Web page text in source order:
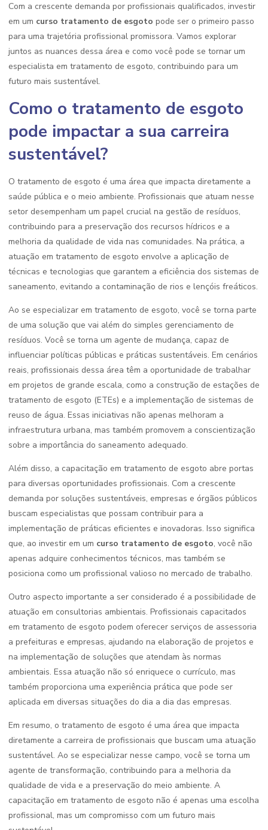
Com a crescente demanda por profissionais qualificados, investir
em um curso tratamento de esgoto pode ser o primeiro passo
para uma trajetória profissional promissora. Vamos explorar
juntos as nuances dessa área e como você pode se tornar um
especialista em tratamento de esgoto, contribuindo para um
futuro mais sustentável.
Como o tratamento de esgoto
pode impactar a sua carreira
sustentável?
O tratamento de esgoto é uma área que impacta diretamente a
saúde pública e o meio ambiente. Profissionais que atuam nesse
setor desempenham um papel crucial na gestão de resíduos,
contribuindo para a preservação dos recursos hídricos e a
melhoria da qualidade de vida nas comunidades. Na prática, a
atuação em tratamento de esgoto envolve a aplicação de
técnicas e tecnologias que garantem a eficiência dos sistemas de
saneamento, evitando a contaminação de rios e lençóis freáticos.
Ao se especializar em tratamento de esgoto, você se torna parte
de uma solução que vai além do simples gerenciamento de
resíduos. Você se torna um agente de mudança, capaz de
influenciar políticas públicas e práticas sustentáveis. Em cenários
reais, profissionais dessa área têm a oportunidade de trabalhar
em projetos de grande escala, como a construção de estações de
tratamento de esgoto (ETEs) e a implementação de sistemas de
reuso de água. Essas iniciativas não apenas melhoram a
infraestrutura urbana, mas também promovem a conscientização
sobre a importância do saneamento adequado.
Além disso, a capacitação em tratamento de esgoto abre portas
para diversas oportunidades profissionais. Com a crescente
demanda por soluções sustentáveis, empresas e órgãos públicos
buscam especialistas que possam contribuir para a
implementação de práticas eficientes e inovadoras. Isso significa
que, ao investir em um curso tratamento de esgoto, você não
apenas adquire conhecimentos técnicos, mas também se
posiciona como um profissional valioso no mercado de trabalho.
Outro aspecto importante a ser considerado é a possibilidade de
atuação em consultorias ambientais. Profissionais capacitados
em tratamento de esgoto podem oferecer serviços de assessoria
a prefeituras e empresas, ajudando na elaboração de projetos e
na implementação de soluções que atendam às normas
ambientais. Essa atuação não só enriquece o currículo, mas
também proporciona uma experiência prática que pode ser
aplicada em diversas situações do dia a dia das empresas.
Em resumo, o tratamento de esgoto é uma área que impacta
diretamente a carreira de profissionais que buscam uma atuação
sustentável. Ao se especializar nesse campo, você se torna um
agente de transformação, contribuindo para a melhoria da
qualidade de vida e a preservação do meio ambiente. A
capacitação em tratamento de esgoto não é apenas uma escolha
profissional, mas um compromisso com um futuro mais